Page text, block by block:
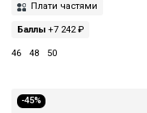
Плати частями
Баллы +7 242 ₽
46 48 50
-45%